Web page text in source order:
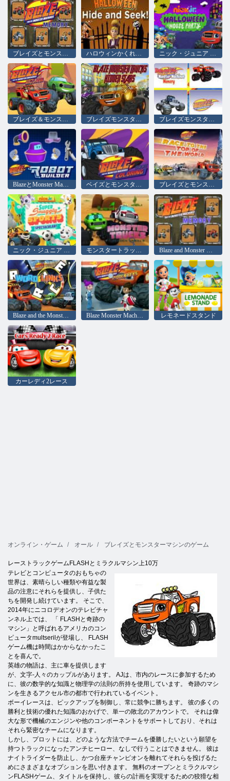
ブレイズとモンスターマシンの記憶 ハロウィンかくれんぼ ニック・ジュニア ハロウィンハウスパーティー
ブレイズ＆モンスターマシーンズジグソーパズル ブレイズモンスタートラック隠し星 ブレイズモンスタートラックメモリー
BlazeとMonster Machines Robot Builder ベイズとモンスターマシンぬりえ ブレイズとモンスターマシンが世界のトップへ
ニック・ジュニア スーパースナッグリースポーツスペクタキュラー モンスタートラックの隠しホイール Blaze and Monster Machinesメモリ
Blaze and the Monster Machines Wordリンク Blaze Monster Machines隠しキー レモネードスタンド
カーレディ2レース
オンライン・ゲーム オール ブレイズとモンスターマシンのゲーム
レーストラックゲームFLASHとミラクルマシン上10万
テレビとコンピュータのおもちゃの
世界は、素晴らしい種類や有益な製
品の注意にそれらを提供し、子供た
ちを開発し続けています。 そこで、
2014年にニコロデオンのテレビチャ
ンネル上では、 「 FLASHと奇跡の
マシン」と呼ばれるアメリカのコン
ピュータmultserilが登場し、 FLASH
ゲーム機は時間はかからなかったこ
とを喜んで。
英雄の物語は、主に車を提供します
が、文字-人々のカップルがあります。 AJは、市内のレースに参加するため
に、彼の数学的な知識と物理学の法則の所持を使用しています。 奇跡のマシ
ンを生きるアクセル市の都市で行われているイベント。
ボーイレースは、ピックアップを制御し、常に競争に勝ちます。 彼の多くの
勝利と技術の優れた知識のおかげで、単一の敗北のアカウントで。 それは偉
大な形で機械のエンジンや他のコンポーネントをサポートしており、それは
それら緊密なチームになります。
しかし、プロットには、どのような方法でチームを優勝したいという願望を
持つトラックになったアンチヒーロー、なしで行うことはできません。 彼は
ナイトライダーを防止し、かつ台座チャンピオンを離れてそれらを投げるた
めにさまざまなオプションを思い付きます。 無料のオープンとミラクルマシ
ンFLASHゲーム、タイトルを保持し、彼らの計画を実現するための狡猾な相